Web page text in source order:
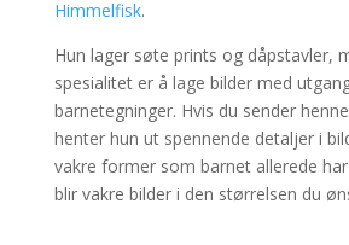
Himmelfisk.
Hun lager søte prints og dåpstavler,
spesialitet er å lage bilder med
barnetegninger. Hvis du sender
henter hun ut spennende detaljer i
vakre former som barnet allerede
blir vakre bilder i den størrelsen du